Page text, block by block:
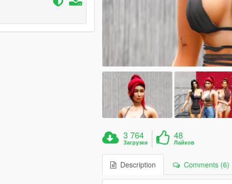
3 764
Загрузки
48
Лайков
Description Comments (6)